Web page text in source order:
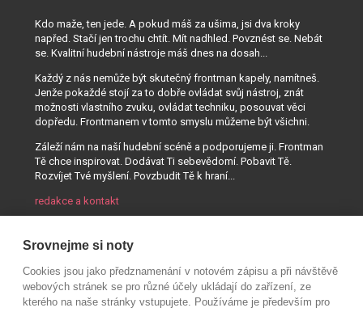
Kdo maže, ten jede. A pokud máš za ušima, jsi dva kroky
napřed. Stačí jen trochu chtít. Mít nadhled. Povznést se. Nebát
se. Kvalitní hudební nástroje máš dnes na dosah...
Každý z nás nemůže být skutečný frontman kapely, namítneš.
Jenže pokaždé stojí za to dobře ovládat svůj nástroj, znát
možnosti vlastního zvuku, ovládat techniku, posouvat věci
dopředu. Frontmanem v tomto smyslu můžeme být všichni.
Záleží nám na naší hudební scéně a podporujeme ji. Frontman
Tě chce inspirovat. Dodávat Ti sebevědomí. Pobavit Tě.
Rozvíjet Tvé myšlení. Povzbudit Tě k hraní...
redakce a kontakt
Srovnejme si noty
Cookies jsou jako předznamenání v notovém zápisu a při návštěvě
webových stránek se pro různé účely ukládají do zařízení, ze
kterého na naše stránky vstupujete. Používáme je především pro